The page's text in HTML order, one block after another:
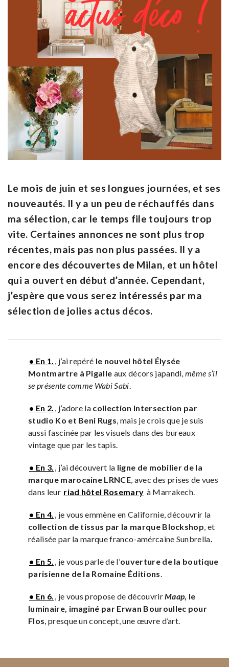
Le mois de juin et ses longues journées, et ses
nouveautés. Il y a un peu de réchauffés dans
ma sélection, car le temps file toujours trop
vite. Certaines annonces ne sont plus trop
récentes, mais pas non plus passées. Il y a
encore des découvertes de Milan, et un hôtel
qui a ouvert en début d’année. Cependant,
j’espère que vous serez intéressés par ma
sélection de jolies actus décos.
• En 1. , j’ai repéré le nouvel hôtel Élysée
Montmartre à Pigalle aux décors japandi , même s’il
se présente comme Wabi Sabi
• En 2. , j’adore la collection Intersection par
studio Ko et Beni Rugs , mais je crois que je suis
aussi fascinée par les visuels dans des bureaux
vintage que par les tapis.
• En 3. , j’ai découvert la ligne de mobilier de la
marque marocaine LRNCE , avec des prises de vues
dans leur riad hôtel Rosemary à Marrakech.
• En 4.
, je vous emmène en Californie, découvrir la
collection de tissus par la marque Blockshop , et
réalisée par la marque franco-amércaine Sunbrella
• En 5. , je vous parle de l’ouverture de la boutique
parisienne de la Romaine Éditions
• En 6. , je vous propose de découvrirMaap, le
luminaire, imaginé par Erwan Bouroullec pour
Flos , presque un concept, une œuvre d’art.